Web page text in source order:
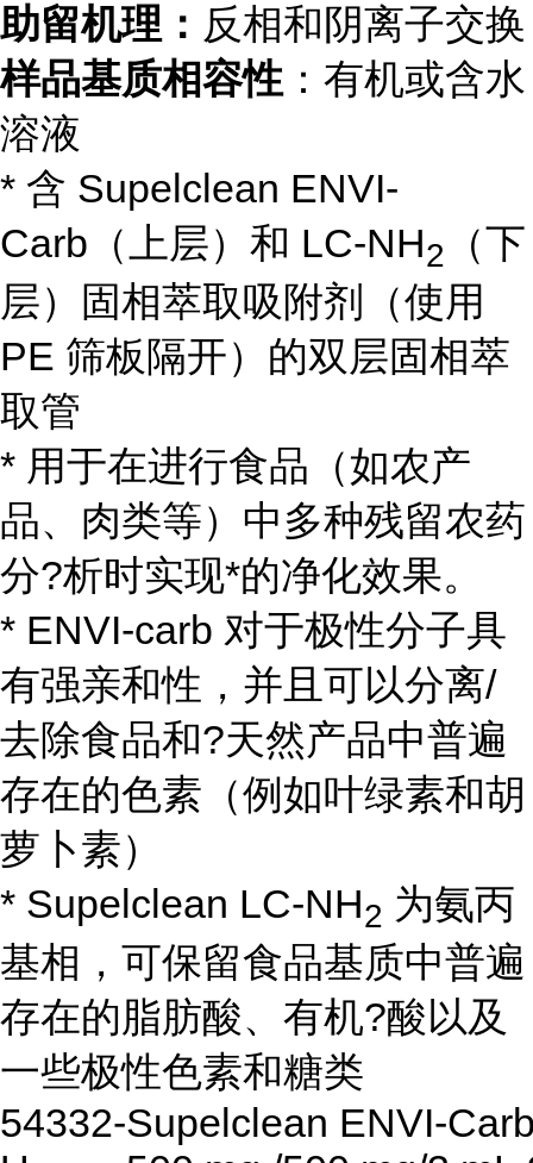
助留机理： 反相和阴离子交换
样品基质相容性 ：有机或含水
溶液
* 含 Supelclean ENVI-
Carb（上层）和 LC-NH2
（下
层）固相萃取吸附剂（使用
PE 筛板隔开）的双层固相萃
取管
* 用于在进行食品（如农产
品、肉类等）中多种残留农药
分?析时实现*的净化效果。
* ENVI-carb 对于极性分子具
有强亲和性，并且可以分离/
去除食品和?天然产品中普遍
存在的色素（例如叶绿素和胡
萝卜素）
* Supelclean LC-NH2 为氨丙
基相，可保留食品基质中普遍
存在的脂肪酸、有机?酸以及
一些极性色素和糖类
54332-Supelclean ENVI-